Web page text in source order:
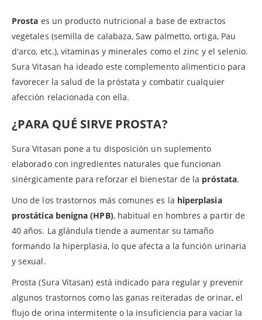
Prosta es un producto nutricional a base de extractos
vegetales (semilla de calabaza, Saw palmetto, ortiga, Pau
d'arco, etc.), vitaminas y minerales como el zinc y el selenio.
Sura Vitasan ha ideado este complemento alimenticio para
favorecer la salud de la próstata y combatir cualquier
afección relacionada con ella.
¿PARA QUÉ SIRVE PROSTA?
Sura Vitasan pone a tu disposición un suplemento
elaborado con ingredientes naturales que funcionan
sinérgicamente para reforzar el bienestar de la próstata.
Uno de los trastornos más comunes es la hiperplasia
prostática benigna (HPB), habitual en hombres a partir de
40 años. La glándula tiende a aumentar su tamaño
formando la hiperplasia, lo que afecta a la función urinaria
y sexual.
Prosta (Sura Vitasan) está indicado para regular y prevenir
algunos trastornos como las ganas reiteradas de orinar, el
flujo de orina intermitente o la insuficiencia para vaciar la